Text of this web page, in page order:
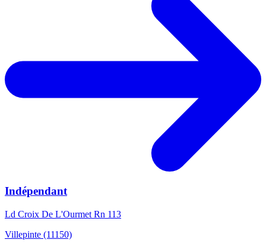
Indépendant
Ld Croix De L'Ourmet Rn 113
Villepinte (11150)